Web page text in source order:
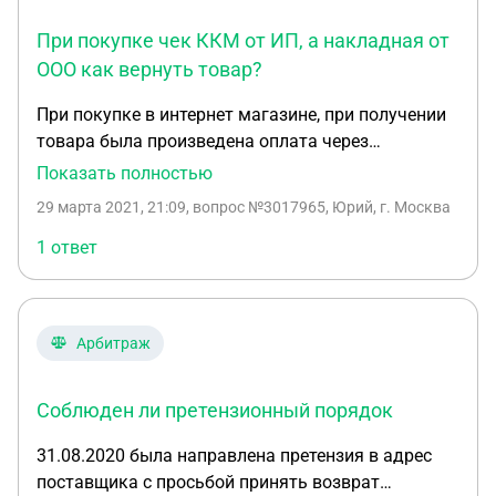
банке, если закрытый счет был оформлен на
другое лицо. Или все таки добиваться, что бы эти
разбирался с банком.
При покупке чек ККМ от ИП, а накладная от
ООО как вернуть товар?
При покупке в интернет магазине, при получении
товара была произведена оплата через
мобильную кассу. Курьер выдал чек ККМ и
бракованный, при изучении полученных
документов, оказалось, что чек ККМ выдан от ИП,
а накладная от ООО. Кому предоставлять
заявление на возврат некачественного товара ИП
(от которого получена транспортная накладная)?
Показать полностью
29 марта 2021, 21:09, вопрос №3017965, Юрий, г. Москва
1 ответ
Арбитраж
Соблюден ли претензионный порядок
31.08.2020 была направлена претензия в адрес
поставщика с просьбой принять возврат